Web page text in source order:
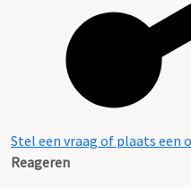
Stel een vraag of plaats een
Reageren